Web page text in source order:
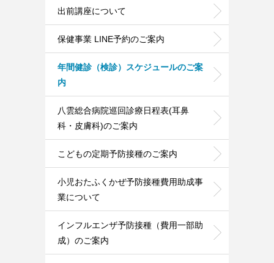
出前講座について
保健事業 LINE予約のご案内
年間健診（検診）スケジュールのご案
内
八雲総合病院巡回診療日程表(耳鼻
科・皮膚科)のご案内
こどもの定期予防接種のご案内
小児おたふくかぜ予防接種費用助成事
業について
インフルエンザ予防接種（費用一部助
成）のご案内